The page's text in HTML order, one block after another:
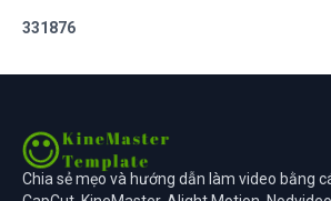
331876
Chia sẻ mẹo và hướng dẫn làm video bằng